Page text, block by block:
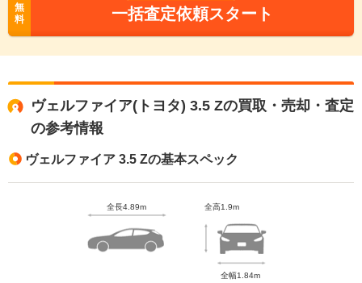
無
料
一括査定依頼スタート
ヴェルファイア(トヨタ) 3.5 Zの買取・売却・査定
の参考情報
ヴェルファイア 3.5 Zの基本スペック
全長4.89m 全高1.9m
全幅1.84m